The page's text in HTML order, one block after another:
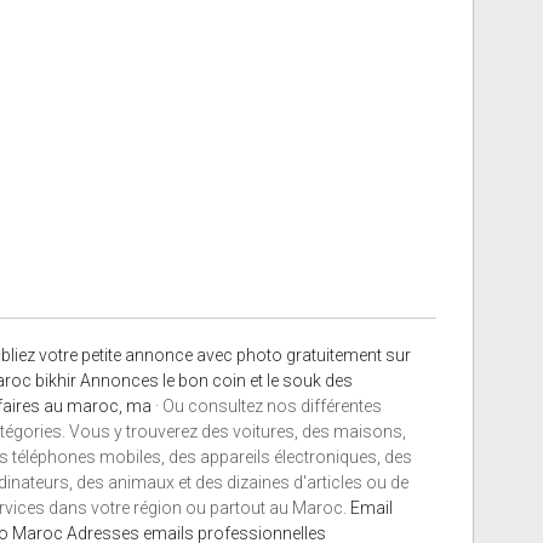
votre petite annonce avec photo gratuitement sur
bikhir Annonces le bon coin et le souk des
au maroc, ma · Ou consultez nos différentes
Vous y trouverez des voitures, des maisons,
téléphones mobiles, des appareils électroniques, des
des animaux et des dizaines d'articles ou de
dans votre région ou partout au Maroc. Email
Maroc Adresses emails professionnelles